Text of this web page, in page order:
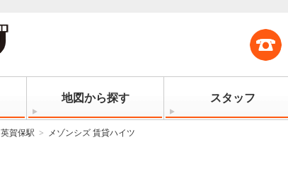
地図から探す スタッフ
英賀保駅 メゾンシズ 賃貸ハイツ